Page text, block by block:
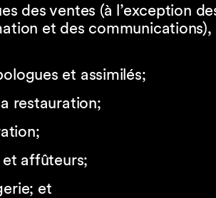
des ventes (à l’exception
et des
et assimilés;
restauration;
et affûteurs;
et